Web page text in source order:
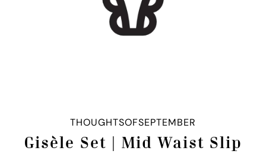
THOUGHTSOFSEPTEMBER
Gisèle Set | Mid Waist Slip